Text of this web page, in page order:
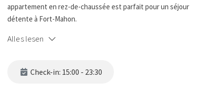
appartement en rez-de-chaussée est parfait pour un séjour
détente à Fort-Mahon.
séjour lumineux équipé d’un canapé convertible, d’une cuisine
terrasse orientée ouest, idéale pour profiter du soleil en fin de
Alles lesen
Check-in: 15:00 - 23:30